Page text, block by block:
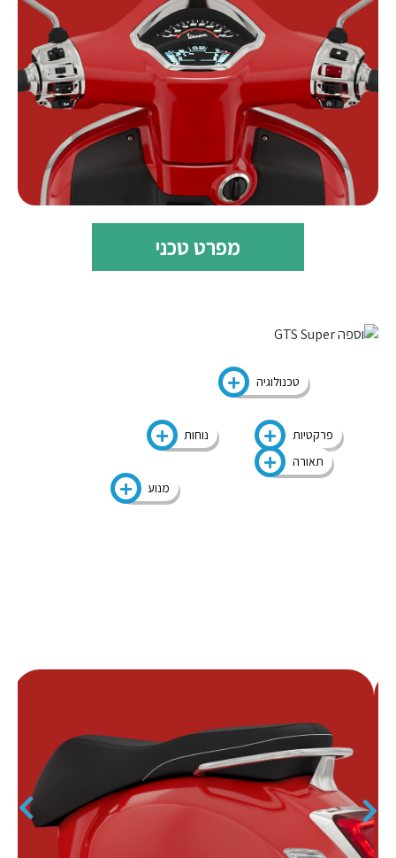
מפרט טכני
טכנולוגיה
פרקטיות
תאורה
נוחות
מנוע